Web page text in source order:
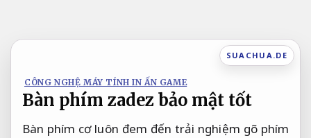
nội
SUACHUA.DE
CÔNG NGHỆ MÁY TÍNH IN ẤN GAME
Bàn phím zadez bảo mật tốt
Bàn phím cơ luôn đem đến trải nghiệm gõ phím